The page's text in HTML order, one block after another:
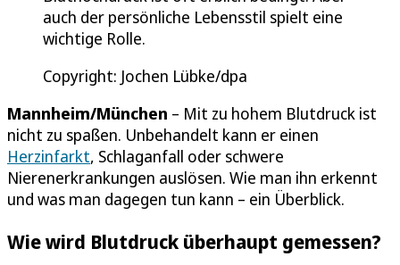
auch der persönliche Lebensstil spielt eine
wichtige Rolle.
Copyright: Jochen Lübke/dpa
Mannheim/München – Mit zu hohem Blutdruck ist
nicht zu spaßen. Unbehandelt kann er einen
Herzinfarkt, Schlaganfall oder schwere
Nierenerkrankungen auslösen. Wie man ihn erkennt
und was man dagegen tun kann – ein Überblick.
Wie wird Blutdruck überhaupt gemessen?